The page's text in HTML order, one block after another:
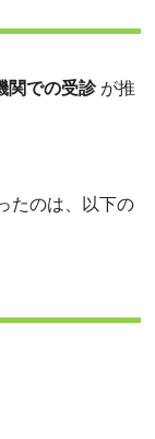
関での受診が推
たのは、以下の